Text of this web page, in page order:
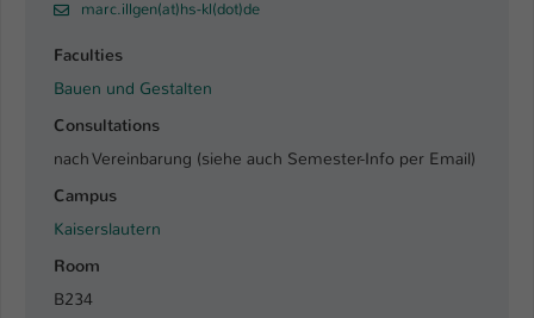
marc.illgen(at)hs-kl(dot)de
Faculties
Bauen und Gestalten
Consultations
nach Vereinbarung (siehe auch Semester-Info per Email)
Campus
Kaiserslautern
Room
B234